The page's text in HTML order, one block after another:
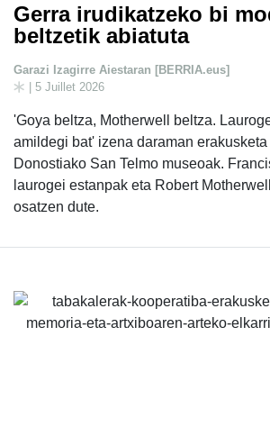
Gerra irudikatzeko bi
beltzetik abiatuta
Garazi Izagirre Aiestaran [BERRIA.eus]
| 5 Juillet 2026
'Goya beltza, Motherwell beltza.
amildegi bat' izena daraman
Donostiako San Telmo museoak.
laurogei estanpak eta Robert
osatzen dute.